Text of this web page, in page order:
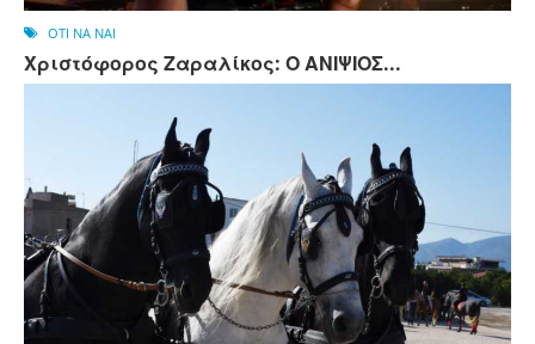
OTI NA NAI
Χριστόφορος Ζαραλίκος: Ο ΑΝΙΨΙΟΣ...